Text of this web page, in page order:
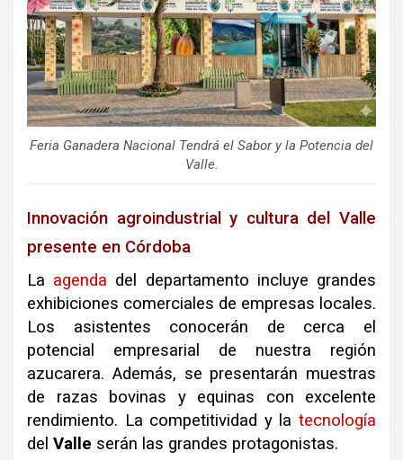
Feria Ganadera Nacional Tendrá el Sabor y la Potencia del
Valle.
Innovación agroindustrial y cultura del Valle
presente en Córdoba
La agenda del departamento incluye grandes
exhibiciones comerciales de empresas locales.
Los asistentes conocerán de cerca el
potencial empresarial de nuestra región
azucarera. Además, se presentarán muestras
de razas bovinas y equinas con excelente
rendimiento. La competitividad y la tecnología
del Valle serán las grandes protagonistas.